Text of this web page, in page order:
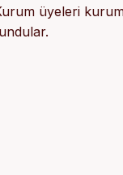
üyeleri